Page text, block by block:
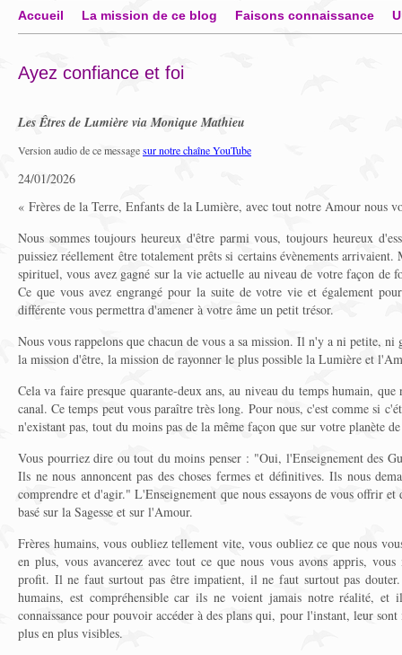
Accueil La mission de ce blog Faisons connaissance
Ayez confiance et foi
Les Êtres de Lumière via Monique Mathieu
Version audio de ce messagesur notre chaîne YouTube
24/01/2026
« Frères de la Terre, Enfants de la Lumière, avec tout notre Amour nous
Nous sommes toujours heureux d'être parmi vous, toujours heureux
puissiez réellement être totalement prêts si certains évènements
spirituel, vous avez gagné sur la vie actuelle au niveau de votre façon de
Ce que vous avez engrangé pour la suite de votre vie et également
différente vous permettra d'amener à votre âme un petit trésor.
Nous vous rappelons que chacun de vous a sa mission. Il n'y a ni petite,
la mission d'être, la mission de rayonner le plus possible la Lumière et
Cela va faire presque quarante-deux ans, au niveau du temps humain,
canal. Ce temps peut vous paraître très long. Pour nous, c'est comme si
n'existant pas, tout du moins pas de la même façon que sur votre planète
Vous pourriez dire ou tout du moins penser : "Oui, l'Enseignement des
Ils ne nous annoncent pas des choses fermes et définitives. Ils nous
comprendre et d'agir." L'Enseignement que nous essayons de vous offrir et
basé sur la Sagesse et sur l'Amour.
Frères humains, vous oubliez tellement vite, vous oubliez ce que nous
en plus, vous avancerez avec tout ce que nous vous avons appris,
profit. Il ne faut surtout pas être impatient, il ne faut surtout pas
humains, est compréhensible car ils ne voient jamais notre réalité, et
connaissance pour pouvoir accéder à des plans qui, pour l'instant, leur
plus en plus visibles.